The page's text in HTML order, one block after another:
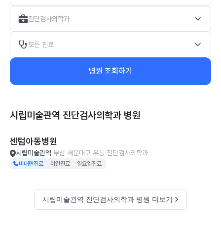
진단검사의학과
모든 진료
병원 조회하기
시립미술관역 진단검사의학과 병원
센텀아동병원
시립미술관역 부산 해운대구 우동 진단검사의학과
비대면진료 야간진료 일요일진료
시립미술관역 진단검사의학과 병원 더보기